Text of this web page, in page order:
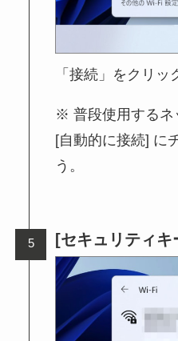
「接続」をクリッ
普段使用するネ
[自動的に接続] に
う。
[セキュリティ